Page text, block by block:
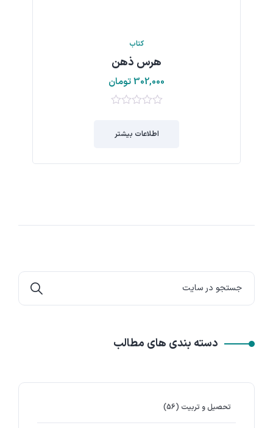
کتاب
هرس ذهن
302,000تومان
5اطلاعات بیشتر
دسته بندی های مطالب
تحصیل و تربیت (56)